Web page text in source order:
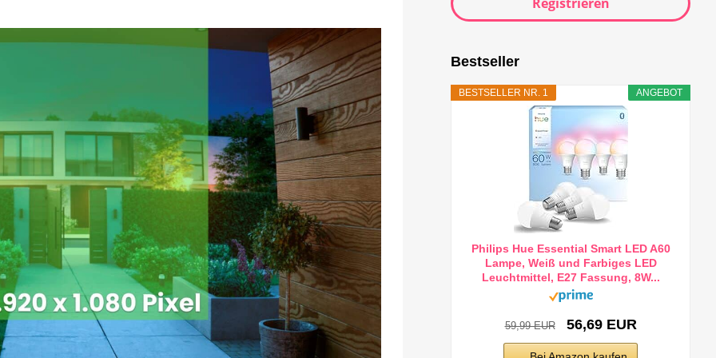
Bestseller
ANGEBOT
BESTSELLER NR. 1
Philips Hue Essential Smart LED A60
Lampe, Weiß und Farbiges LED
Leuchtmittel, E27 Fassung, 8W...
59,99 EUR 56,69 EUR